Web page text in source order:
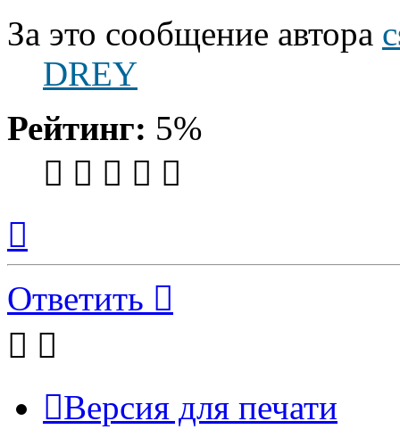
За это сообщение автора
DREY
Рейтинг: 5%
началу
Ответить
Версия для печати